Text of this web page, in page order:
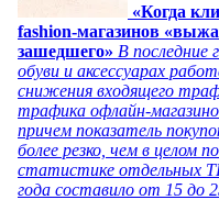
«Когда
fashion-магазинов
зашедшего» В последние
обуви и аксессуарах
снижения входящего
трафика офлайн-
причем показатель
более резко, чем в целом
статистике отдельных
года составило от 15 до